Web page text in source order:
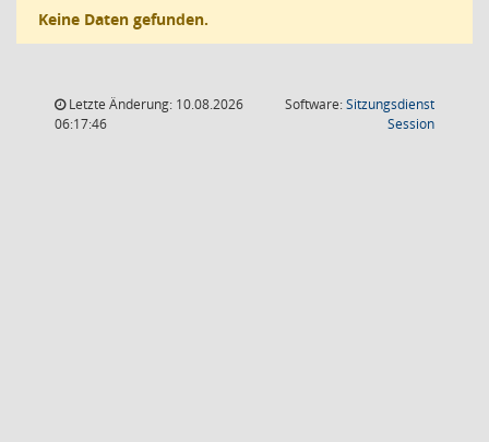
Keine Daten gefunden.
Letzte Änderung: 10.08.2026
06:17:46
Software:Sitzungsdienst
Session(Wird in